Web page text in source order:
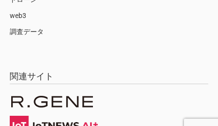
web3
調査データ
関連サイト